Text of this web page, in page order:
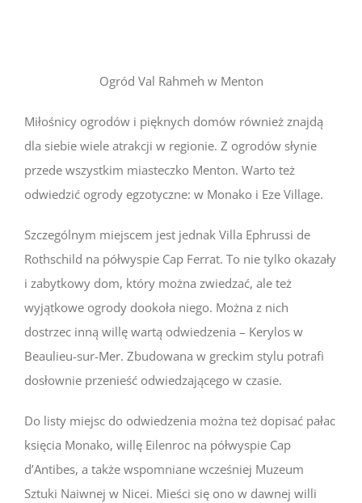
Ogród Val Rahmeh w Menton
Miłośnicy ogrodów i pięknych domów również znajdą
dla siebie wiele atrakcji w regionie. Z ogrodów słynie
przede wszystkim miasteczko Menton. Warto też
odwiedzić ogrody egzotyczne: w Monako i Eze Village.
Szczególnym miejscem jest jednak Villa Ephrussi de
Rothschild na półwyspie Cap Ferrat. To nie tylko okazały
i zabytkowy dom, który można zwiedzać, ale też
wyjątkowe ogrody dookoła niego. Można z nich
dostrzec inną willę wartą odwiedzenia – Kerylos w
Beaulieu-sur-Mer. Zbudowana w greckim stylu potrafi
dosłownie przenieść odwiedzającego w czasie.
Do listy miejsc do odwiedzenia można też dopisać pałac
księcia Monako, willę Eilenroc na półwyspie Cap
d’Antibes, a także wspomniane wcześniej Muzeum
Sztuki Naiwnej w Nicei. Mieści się ono w dawnej willi